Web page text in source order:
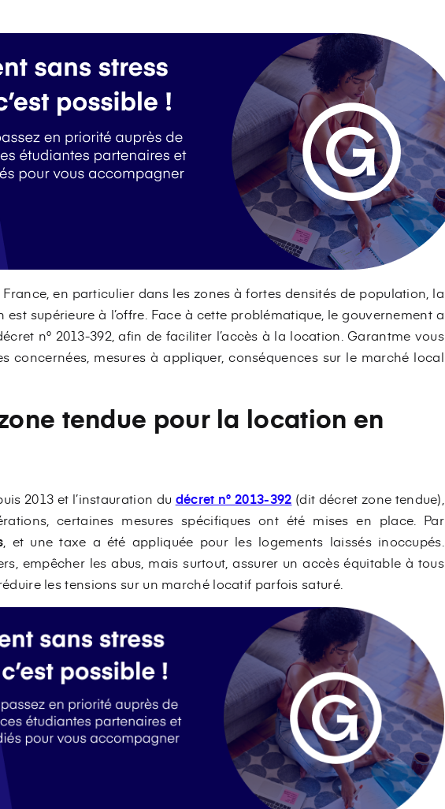
en particulier dans les zones à fortes densités de population, la
supérieure à l’offre. Face à cette problématique, le gouvernement a
n° 2013-392, afin de faciliter l’accès à la location. Garantme vous
concernées, mesures à appliquer, conséquences sur le marché local
tendue pour la location en
2013 et l’instauration du décret n° 2013-392 (dit décret zone tendue),
certaines mesures spécifiques ont été mises en place. Par
, et une taxe a été appliquée pour les logements laissés inoccupés.
empêcher les abus, mais surtout, assurer un accès équitable à tous
les tensions sur un marché locatif parfois saturé.